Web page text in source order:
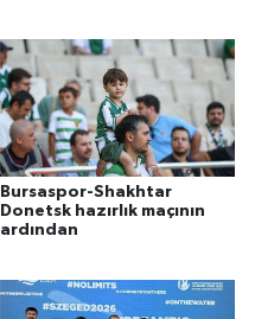
Bursaspor-Shakhtar
Donetsk hazırlık maçının
ardından